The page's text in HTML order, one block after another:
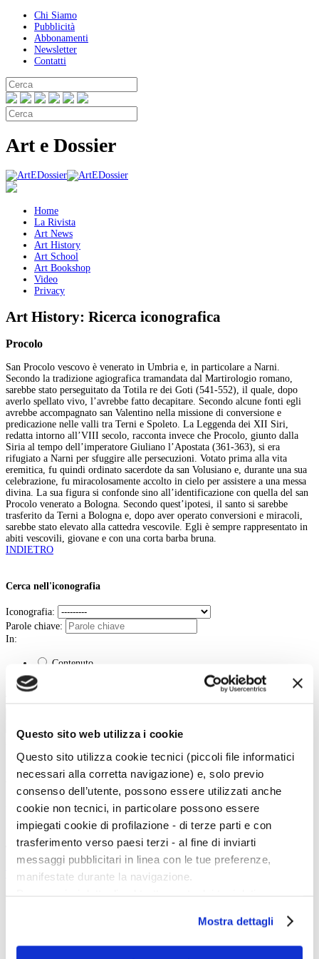
Questo sito web utilizza i cookie
Questo sito utilizza cookie tecnici (piccoli file informatici
necessari alla corretta navigazione) e, solo previo
consenso dell’utente, possono essere utilizzati anche
cookie non tecnici, in particolare possono essere
impiegati cookie di profilazione - di terze parti e con
trasferimento verso paesi terzi - al fine di inviarti
messaggi pubblicitari in linea con le tue preferenze,
manifestate durante la navigazione.
scelte privacy sui cookie, ti invitiamo a prendere visione
dell’informativa cookie.
Mostra dettagli
Chi Siamo
Pubblicità
Abbonamenti
Newsletter
Contatti
Art e Dossier
Home
La Rivista
Art News
Art History
Art School
Art Bookshop
Video
Privacy
Art History: Ricerca iconografica
Procolo
San Procolo vescovo è venerato in Umbria e, in particolare a Narni.
Secondo la tradizione agiografica tramandata dal Martirologio romano,
sarebbe stato perseguitato da Totila re dei Goti (541-552), il quale, dopo
averlo spellato vivo, l’avrebbe fatto decapitare. Secondo alcune fonti egli
avrebbe accompagnato san Valentino nella missione di conversione e
predicazione nelle valli tra Terni e Spoleto. La Leggenda dei XII Siri,
redatta intorno all’VIII secolo, racconta invece che Procolo, giunto dalla
Siria al tempo dell’imperatore Giuliano l’Apostata (361-363), si era
rifugiato a Narni per sfuggire alle persecuzioni. Votato prima alla vita
eremitica, fu quindi ordinato sacerdote da san Volusiano e, durante una sua
celebrazione, fu miracolosamente accolto in cielo per assistere a una messa
divina. La sua figura si confonde sino all’identificazione con quella del san
Procolo venerato a Bologna. Secondo quest’ipotesi, il santo si sarebbe
trasferito da Terni a Bologna e, dopo aver operato conversioni e miracoli,
sarebbe stato elevato alla cattedra vescovile. Egli è sempre rappresentato in
abiti vescovili, giovane e con una corta barba bruna.
INDIETRO
Cerca nell'iconografia
Iconografia:
Parole chiave:
In:
Contenuto
Art History è la sezione di Artedossier.it dedicata ai grandi artisti del passato
e ai loro capolavori.
Una straordinaria occasione per incontrare i grandi maestri d'arte, conoscere
la loro vita, gli eventi e gli incontri che hanno segnato la loro esistenza.
Twitter
Tweets di @artedossier
100 Mostre